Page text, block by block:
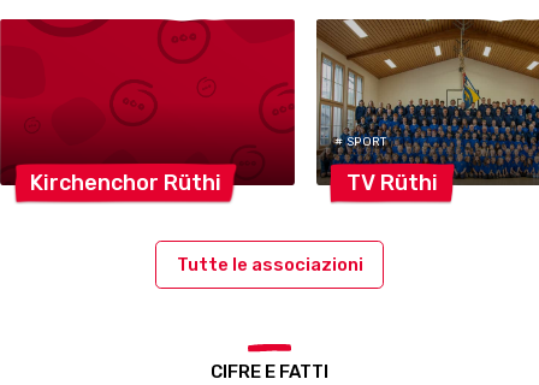
Kirchenchor Rüthi
# SPORT
TV Rüthi
Tutte le associazioni
CIFRE E FATTI